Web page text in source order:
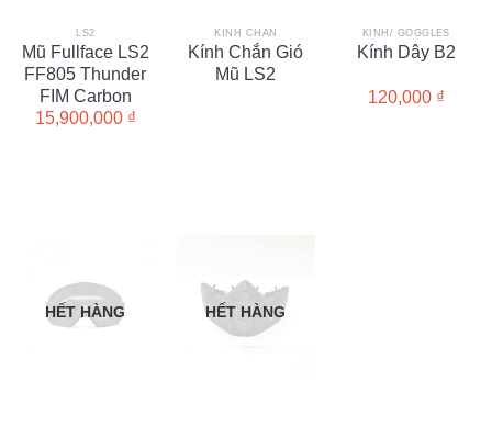
LS2
Mũ Fullface LS2
FF805 Thunder
FIM Carbon
15,900,000 ₫
KÍNH CHẮN
Kính Chắn Gió
Mũ LS2
KÍNH/ GOGGLES
Kính Dây B2
120,000 ₫
HẾT HÀNG HẾT HÀNG